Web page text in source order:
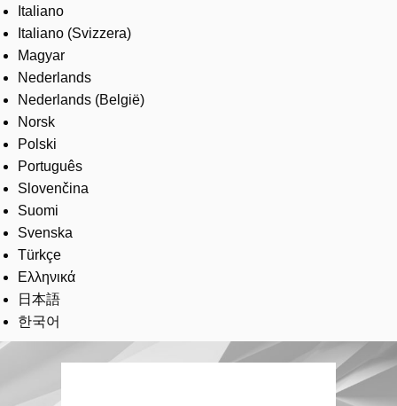
Italiano
Italiano (Svizzera)
Magyar
Nederlands
Nederlands (België)
Norsk
Polski
Português
Slovenčina
Suomi
Svenska
Türkçe
Ελληνικά
日本語
한국어